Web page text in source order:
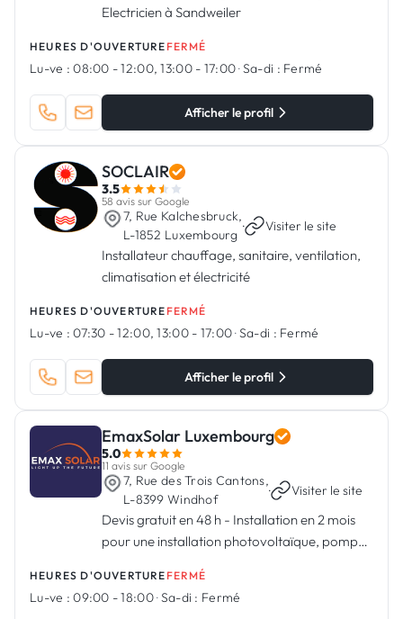
Electricien à Sandweiler
HEURES D'OUVERTURE FERMÉ
Lu-ve : 08:00 - 12:00, 13:00 - 17:00·Sa-di : Fermé
Afficher le profil
SOCLAIR
3.5
58 avis sur Google
7, Rue Kalchesbruck,
L-1852 Luxembourg
· Visiter le site
Installateur chauffage, sanitaire, ventilation,
climatisation et électricité
HEURES D'OUVERTURE FERMÉ
Lu-ve : 07:30 - 12:00, 13:00 - 17:00·Sa-di : Fermé
Afficher le profil
EmaxSolar Luxembourg
5.0
11 avis sur Google
7, Rue des Trois Cantons,
L-8399 Windhof
· Visiter le site
Devis gratuit en 48 h - Installation en 2 mois
pour une installation photovoltaïque, pompe
HEURES D'OUVERTURE FERMÉ
Lu-ve : 09:00 - 18:00·Sa-di : Fermé